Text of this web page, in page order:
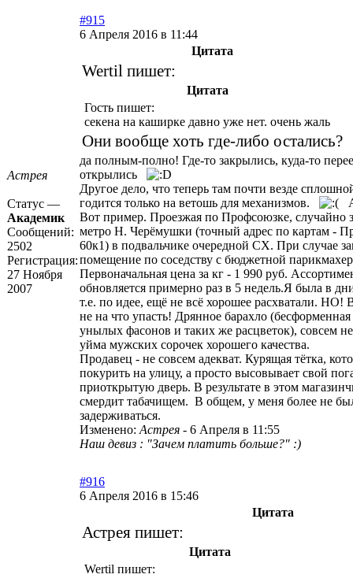
Астрея
Статус —
Академик
Сообщений:
2502
Регистрация:
27 Ноября
2007
#915
6 Апреля 2016 в 11:44
Цитата
Wertil пишет:
Цитата
Гость пишет:
секена на каширке давно уже нет. очень жаль
Они вообще хоть где-либо остались?
да полным-полно! Где-то закрылись, куда-то
открылись
Другое дело, что теперь там почти везде
годится только на ветошь для механизмов.
Вот пример. Проезжая по Профсоюзке, случайно
метро Н. Черёмушки (точный адрес по картам -
60к1) в подвальчике очередной СХ. При случае
помещение по соседству с бюджетной
Первоначальная цена за кг - 1 990 руб.
обновляется примерно раз в 5 недель.Я была в
т.е. по идее, ещё не всё хорошее расхватали. НО!
не на что упасть! Дрянное барахло
унылых фасонов и таких же расцветок), совсем
уйма мужских сорочек хорошего качества.
Продавец - не совсем адекват. Курящая тётка,
покурить на улицу, а просто высовывает свой
приоткрытую дверь. В результате в этом
смердит табачищем. В общем, у меня более не
задерживаться.
Изменено: Астрея - 6 Апреля в 11:55
Наш девиз : "Зачем платить больше?" :)
#916
6 Апреля 2016 в 15:46
Цитата
Астрея пишет:
Цитата
Wertil пишет: